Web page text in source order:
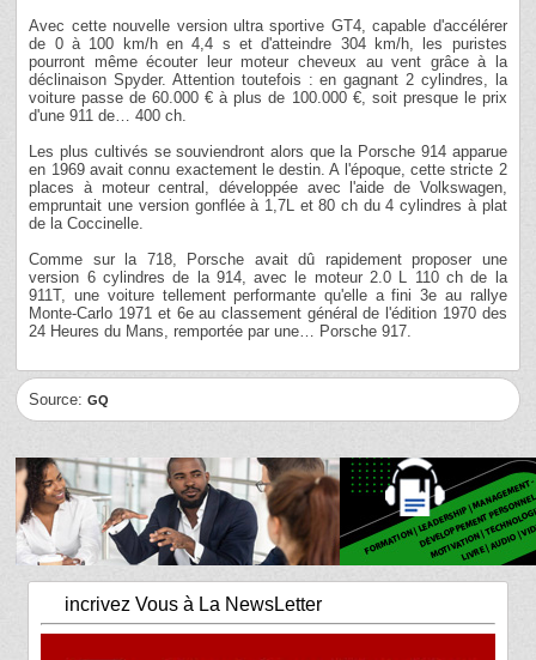
Avec cette nouvelle version ultra sportive GT4, capable d'accélérer
de 0 à 100 km/h en 4,4 s et d'atteindre 304 km/h, les puristes
pourront même écouter leur moteur cheveux au vent grâce à la
déclinaison Spyder. Attention toutefois : en gagnant 2 cylindres, la
voiture passe de 60.000 € à plus de 100.000 €, soit presque le prix
d'une 911 de… 400 ch.
Les plus cultivés se souviendront alors que la Porsche 914 apparue
en 1969 avait connu exactement le destin. A l'époque, cette stricte 2
places à moteur central, développée avec l'aide de Volkswagen,
empruntait une version gonflée à 1,7L et 80 ch du 4 cylindres à plat
de la Coccinelle.
Comme sur la 718, Porsche avait dû rapidement proposer une
version 6 cylindres de la 914, avec le moteur 2.0 L 110 ch de la
911T, une voiture tellement performante qu'elle a fini 3e au rallye
Monte-Carlo 1971 et 6e au classement général de l'édition 1970 des
24 Heures du Mans, remportée par une… Porsche 917.
Source:GQ
incrivez Vous à La NewsLetter